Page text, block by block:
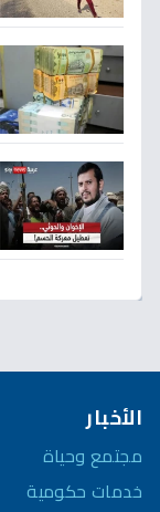
الأخبار
مجتمع وحياة
خدمات حكومية